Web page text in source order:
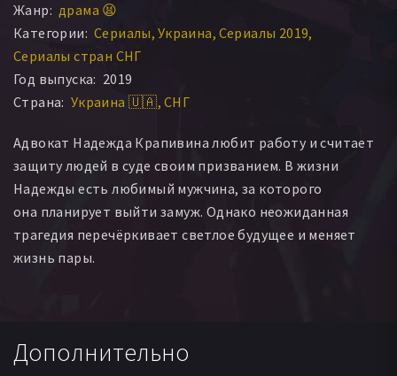
Жанр: драма 😫
Категории: Сериалы Украина Сериалы 2019
Сериалы стран СНГ
Год выпуска: 2019
Страна: Украина 🇺🇦 СНГ
Адвокат Надежда Крапивина любит работу и считает
защиту людей в суде своим призванием. В жизни
Надежды есть любимый мужчина, за которого
она планирует выйти замуж. Однако неожиданная
трагедия перечёркивает светлое будущее и меняет
жизнь пары.
Дополнительно